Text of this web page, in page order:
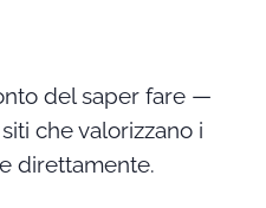
del saper fare —
che valorizzano i
direttamente.